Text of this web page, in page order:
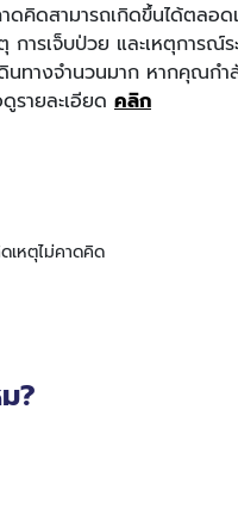
คิดสามารถเกิดขึ้นได้ตลอ
รเจ็บป่วย และเหตุการณ์
ทางจำนวนมาก หากคุณก
รายละเอียด คลิก
เหตุไม่คาดคิด
?